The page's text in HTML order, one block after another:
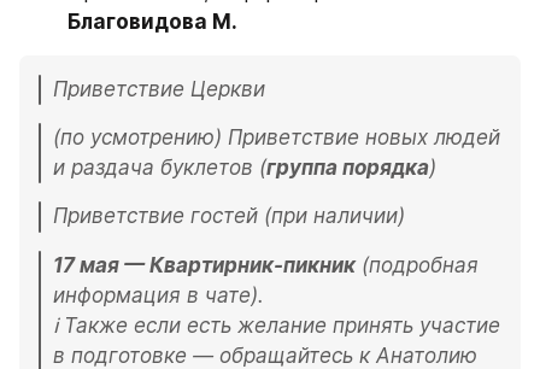
Благовидова М.
Приветствие Церкви
(по усмотрению) Приветствие новых людей
и раздача буклетов (группа порядка)
Приветствие гостей (при наличии)
17 мая — Квартирник-пикник (подробная
информация в чате).
ℹ️ Также если есть желание принять участие
в подготовке — обращайтесь к Анатолию